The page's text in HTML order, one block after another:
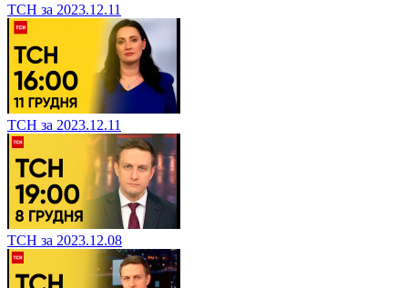
ТСН за 2023.12.11
ТСН за 2023.12.11
ТСН за 2023.12.08